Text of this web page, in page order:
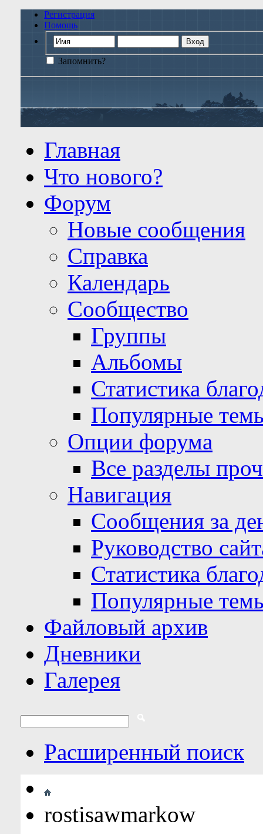
Регистрация
Помощь
Запомнить?
Главная
Что нового?
Форум
Новые сообщения
Справка
Календарь
Сообщество
Группы
Альбомы
Статистика
Популярные
Опции форума
Все разделы
Навигация
Сообщения за
Руководство
Статистика
Популярные
Файловый архив
Дневники
Галерея
Расширенный поиск
rostisawmarkow